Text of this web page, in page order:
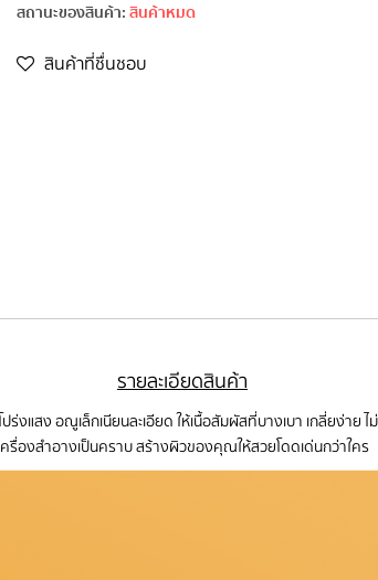
สถานะของสินค้า:สินค้าหมด
สินค้าที่ชื่นชอบ
รายละเอียดสินค้า
งแสง อณูเล็กเนียนละเอียด ให้เนื้อสัมผัสที่บางเบา เกลี่ยง่า
ครื่องสำอางเป็นคราบ สร้างผิวของคุณให้สวยโดดเด่นกว่าใคร